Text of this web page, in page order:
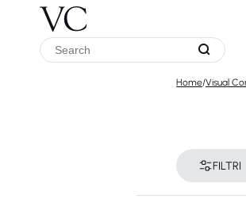
Home/Visual
FILTRI